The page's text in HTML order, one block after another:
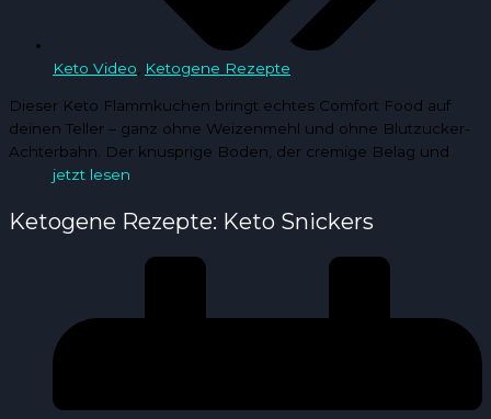
Keto Video Ketogene Rezepte
Dieser Keto Flammkuchen bringt echtes Comfort Food auf
deinen Teller – ganz ohne Weizenmehl und ohne Blutzucker-
Achterbahn. Der knusprige Boden, der cremige Belag und
jetzt lesen
Ketogene Rezepte: Keto Snickers